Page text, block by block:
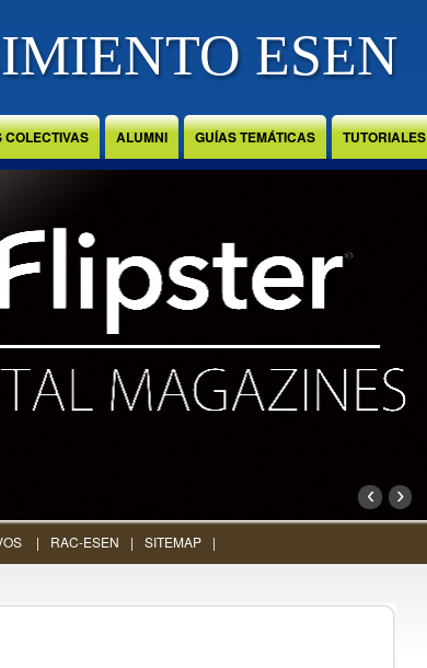
ESEN
COLECTIVAS ALUMNI GUÍAS TEMÁTICAS TUTORIALES
‹ ›
RAC-ESEN SITEMAP